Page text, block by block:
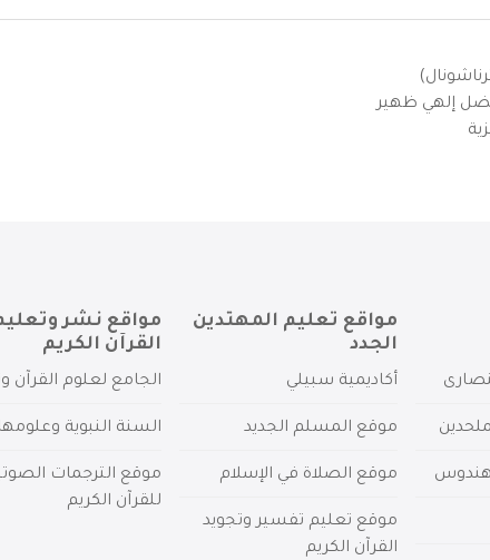
فضل إلهي ظهير
مواقع تعليم المهتدين
الجدد
أكاديمية سبيلي
موقع المسلم الجديد
موقع الصلاة في الإسلام
موقع تعليم تفسير وتجويد
القرآن الكريم
مواقع نشر
القرآن الكريم
الجامع لعلوم القرآن
السنة النبوية وعلومها
موقع الترجمات
للقرآن الكريم